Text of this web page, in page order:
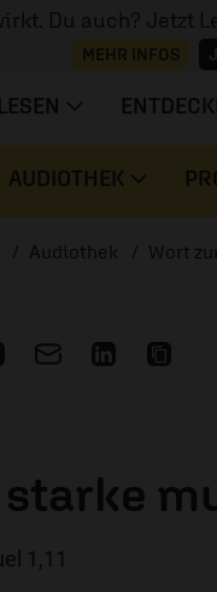
Du auch? Jetzt
MEHR INFOS
LESEN
AUDIOTHEK
Audiothek Wort
1,11